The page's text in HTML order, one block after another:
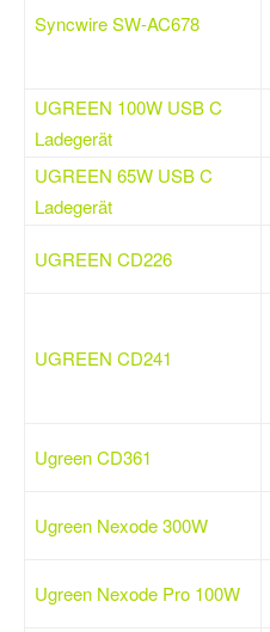
Syncwire SW-AC678
UGREEN 100W USB C
Ladegerät
UGREEN 65W USB C
Ladegerät
UGREEN CD226
UGREEN CD241
Ugreen CD361
Ugreen Nexode 300W
Ugreen Nexode Pro 100W